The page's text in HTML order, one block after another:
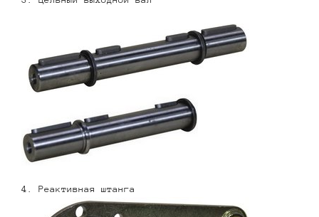
4. Реактивная штанга